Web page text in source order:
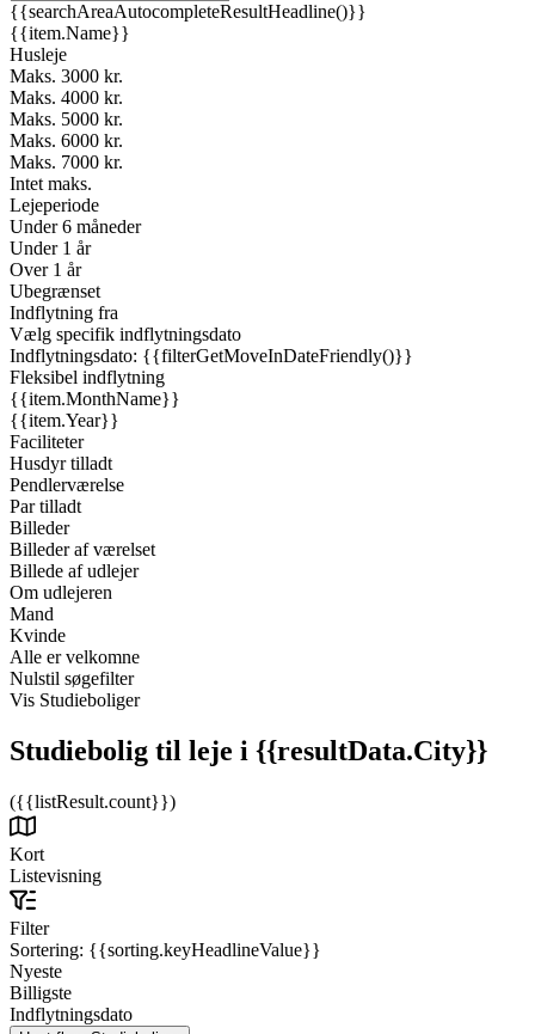
{{searchAreaAutocompleteResultHeadline()}}
{{item.Name}}
Husleje
Maks. 3000 kr.
Maks. 4000 kr.
Maks. 5000 kr.
Maks. 6000 kr.
Maks. 7000 kr.
Intet maks.
Lejeperiode
Under 6 måneder
Under 1 år
Over 1 år
Ubegrænset
Indflytning fra
Vælg specifik indflytningsdato
Indflytningsdato: {{filterGetMoveInDateFriendly()}}
Fleksibel indflytning
{{item.MonthName}}
{{item.Year}}
Faciliteter
Husdyr tilladt
Pendlerværelse
Par tilladt
Billeder
Billeder af værelset
Billede af udlejer
Om udlejeren
Mand
Kvinde
Alle er velkomne
Nulstil søgefilter
Vis Studieboliger
Studiebolig til leje i {{resultData.City}}
({{listResult.count}})
Kort
Listevisning
Filter
Sortering: {{sorting.keyHeadlineValue}}
Nyeste
Billigste
Indflytningsdato